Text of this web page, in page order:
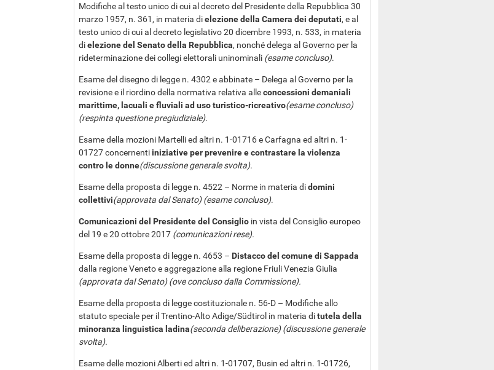
Modifiche al testo unico di cui al decreto del Presidente della Repubblica 30
marzo 1957, n. 361, in materia dielezione della Camera dei deputati, e al
testo unico di cui al decreto legislativo 20 dicembre 1993, n. 533, in materia
dielezione del Senato della Repubblica, nonché delega al Governo per la
rideterminazione dei collegi elettorali uninominali (esame concluso).
Esame del disegno di legge n. 4302 e abbinate – Delega al Governo per la
revisione e il riordino della normativa relativa alleconcessioni demaniali
marittime, lacuali e fluviali ad uso turistico-ricreativo(esame concluso)
(respinta questione pregiudiziale).
Esame della mozioni Martelli ed altri n. 1-01716 e Carfagna ed altri n. 1-
01727 concernentiiniziative per prevenire e contrastare la violenza
contro le donne(discussione generale svolta).
Esame della proposta di legge n. 4522 – Norme in materia didomini
collettivi(approvata dal Senato) (esame concluso).
Comunicazioni del Presidente del Consiglio in vista del Consiglio europeo
del 19 e 20 ottobre 2017 (comunicazioni rese).
Esame della proposta di legge n. 4653 – Distacco del comune di Sappada
dalla regione Veneto e aggregazione alla regione Friuli Venezia Giulia
(approvata dal Senato) (ove concluso dalla Commissione).
Esame della proposta di legge costituzionale n. 56-D – Modifiche allo
statuto speciale per il Trentino-Alto Adige/Südtirol in materia ditutela della
minoranza linguistica ladina(seconda deliberazione) (discussione generale
svolta).
Esame delle mozioni Alberti ed altri n. 1-01707, Busin ed altri n. 1-01726,